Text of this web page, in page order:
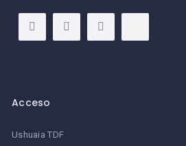
Acceso
Ushuaia TDF